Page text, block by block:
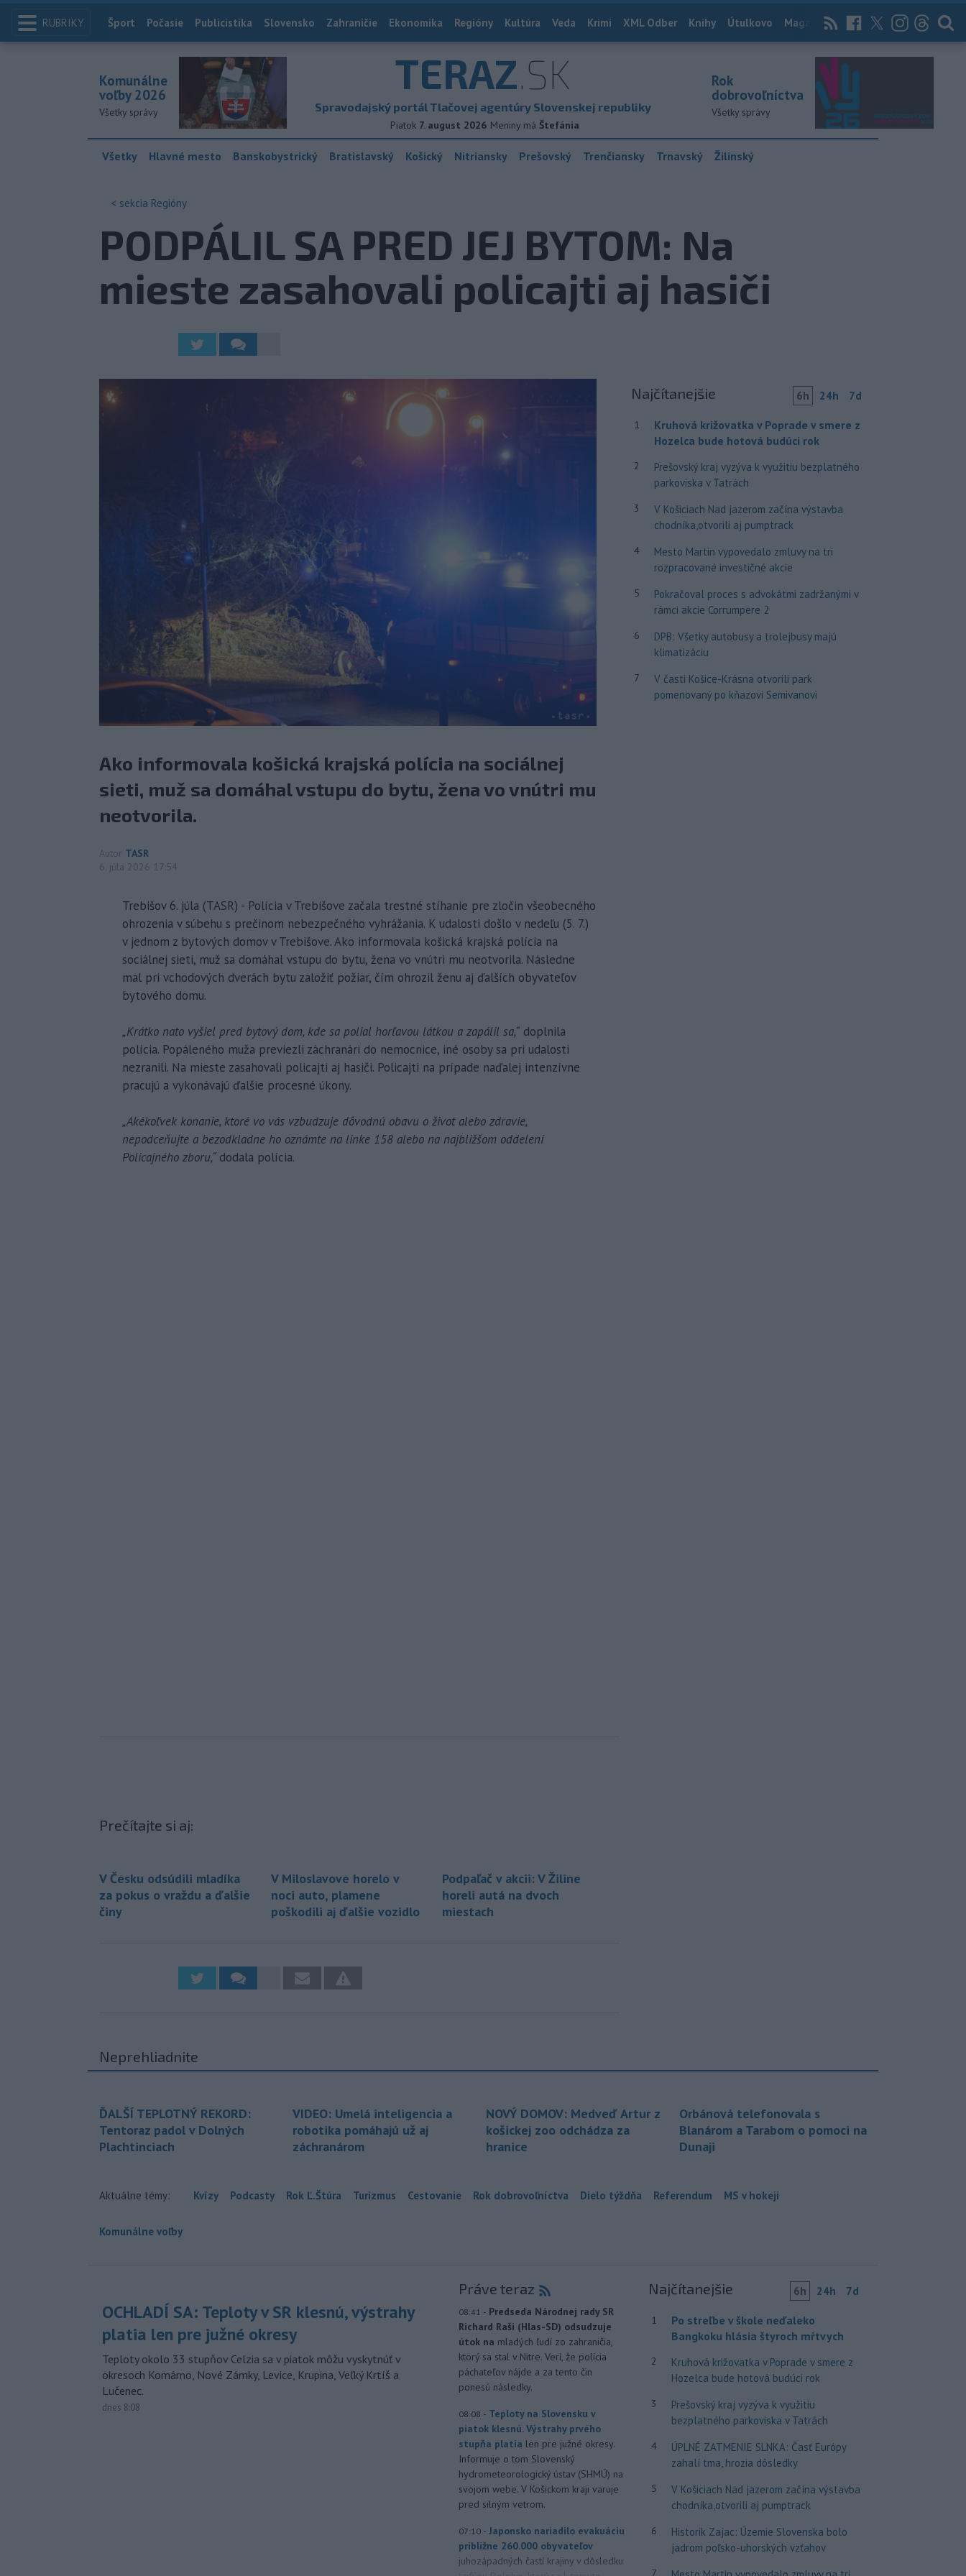
RUBRIKY Index
Šport Počasie Publicistika Slovensko Zahraničie Ekonomika Regióny Kultúra Veda Krimi XML Odber Knihy Útulkovo Magazín News Now Archív
TERAZ.SK
Spravodajský portál Tlačovej agentúry Slovenskej republiky
Piatok 7. august 2026 Meniny má Štefánia
Komunálne
voľby 2026
Všetky správy
Rok
dobrovoľníctva
Všetky správy
Všetky Hlavné mesto Banskobystrický Bratislavský Košický Nitriansky Prešovský Trenčiansky Trnavský Žilinský
< sekcia Regióny
PODPÁLIL SA PRED JEJ BYTOM: Na
mieste zasahovali policajti aj hasiči
Ako informovala košická krajská polícia na sociálnej
sieti, muž sa domáhal vstupu do bytu, žena vo vnútri mu
neotvorila.
Autor TASR
6. júla 2026 17:54
Trebišov 6. júla (TASR) - Polícia v Trebišove začala trestné stíhanie pre zločin všeobecného
ohrozenia v súbehu s prečinom nebezpečného vyhrážania. K udalosti došlo v nedeľu (5. 7.)
v jednom z bytových domov v Trebišove. Ako informovala košická krajská polícia na
sociálnej sieti, muž sa domáhal vstupu do bytu, žena vo vnútri mu neotvorila. Následne
mal pri vchodových dverách bytu založiť požiar, čím ohrozil ženu aj ďalších obyvateľov
bytového domu.
„Krátko nato vyšiel pred bytový dom, kde sa polial horľavou látkou a zapálil sa,“ doplnila
polícia. Popáleného muža previezli záchranári do nemocnice, iné osoby sa pri udalosti
nezranili. Na mieste zasahovali policajti aj hasiči. Policajti na prípade naďalej intenzívne
pracujú a vykonávajú ďalšie procesné úkony.
„Akékoľvek konanie, ktoré vo vás vzbudzuje dôvodnú obavu o život alebo zdravie,
nepodceňujte a bezodkladne ho oznámte na linke 158 alebo na najbližšom oddelení
Policajného zboru,“ dodala polícia.
Prečítajte si aj:
V Česku odsúdili mladíka
za pokus o vraždu a ďalšie
činy
V Miloslavove horelo v
noci auto, plamene
poškodili aj ďalšie vozidlo
Podpaľač v akcii: V Žiline
horeli autá na dvoch
miestach
Najčítanejšie 6h 24h 7d
1
Kruhová križovatka v Poprade v smere z
Hozelca bude hotová budúci rok
2
Prešovský kraj vyzýva k využitiu bezplatného
parkoviska v Tatrách
3
V Košiciach Nad jazerom začína výstavba
chodníka,otvorili aj pumptrack
4
Mesto Martin vypovedalo zmluvy na tri
rozpracované investičné akcie
5
Pokračoval proces s advokátmi zadržanými v
rámci akcie Corrumpere 2
6
DPB: Všetky autobusy a trolejbusy majú
klimatizáciu
7
V časti Košice-Krásna otvorili park
pomenovaný po kňazovi Semivanovi
Neprehliadnite
ĎALŠÍ TEPLOTNÝ REKORD:
Tentoraz padol v Dolných
Plachtinciach
VIDEO: Umelá inteligencia a
robotika pomáhajú už aj
záchranárom
NOVÝ DOMOV: Medveď Artur z
košickej zoo odchádza za
hranice
Orbánová telefonovala s
Blanárom a Tarabom o pomoci na
Dunaji
Aktuálne témy: Kvízy Podcasty Rok Ľ.Štúra Turizmus Cestovanie Rok dobrovoľníctva Dielo týždňa Referendum MS v hokeji
Komunálne voľby
OCHLADÍ SA: Teploty v SR klesnú, výstrahy
platia len pre južné okresy
Teploty okolo 33 stupňov Celzia sa v piatok môžu vyskytnúť v
okresoch Komárno, Nové Zámky, Levice, Krupina, Veľký Krtíš a
Lučenec.
dnes 8:08
Práve teraz
08:41 - Predseda Národnej rady SR
Richard Raši (Hlas-SD) odsudzuje
útok na mladých ľudí zo zahraničia,
ktorý sa stal v Nitre. Verí, že polícia
páchateľov nájde a za tento čin
ponesú následky.
08:08 - Teploty na Slovensku v
piatok klesnú. Výstrahy prvého
stupňa platia len pre južné okresy.
Informuje o tom Slovenský
hydrometeorologický ústav (SHMÚ) na
svojom webe. V Košickom kraji varuje
pred silným vetrom.
07:10 - Japonsko nariadilo evakuáciu
približne 260.000 obyvateľov
juhozápadných častí krajiny v dôsledku
Najčítanejšie 6h 24h 7d
1
Po streľbe v škole neďaleko
Bangkoku hlásia štyroch mŕtvych
2
Kruhová križovatka v Poprade v smere z
Hozelca bude hotová budúci rok
3
Prešovský kraj vyzýva k využitiu
bezplatného parkoviska v Tatrách
4
ÚPLNÉ ZATMENIE SLNKA: Časť Európy
zahalí tma, hrozia dôsledky
5
V Košiciach Nad jazerom začína výstavba
chodníka,otvorili aj pumptrack
6
Historik Zajac: Územie Slovenska bolo
jadrom poľsko-uhorských vzťahov
7